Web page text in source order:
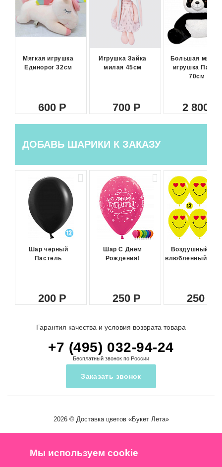
Мягкая игрушка
Единорог 32см
600
Игрушка Зайка
милая 45см
700
Большая
игрушка Панда
70см
2 800
ДОБАВЬ ШАРИКИ К ЗАКАЗУ
Шар черный
Пастель
200
Шар С Днем
Рождения!
250
Воздушный
влюбленный
250
Гарантия качества и условия возврата товара
+7 (495) 032-94-24
Бесплатный звонок по России
Заказать звонок
2026 © Доставка цветов«Букет Лета»
Мы используем cookie